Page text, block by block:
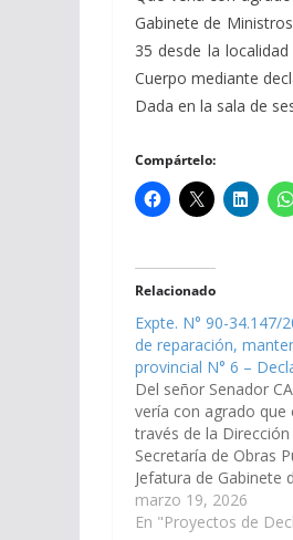
Gabinete de
35 desde la
Cuerpo mediante
Dada en la sala de
Compártelo:
Relacionado
Expte. N° 90-34.147/
de reparación,
provincial N° 6 –
Del señor Senador
vería con agrado que
través de la
Secretaría de Obras
Jefatura de
medidas y recursos
de…
marzo 19, 2026
En "Proyectos de